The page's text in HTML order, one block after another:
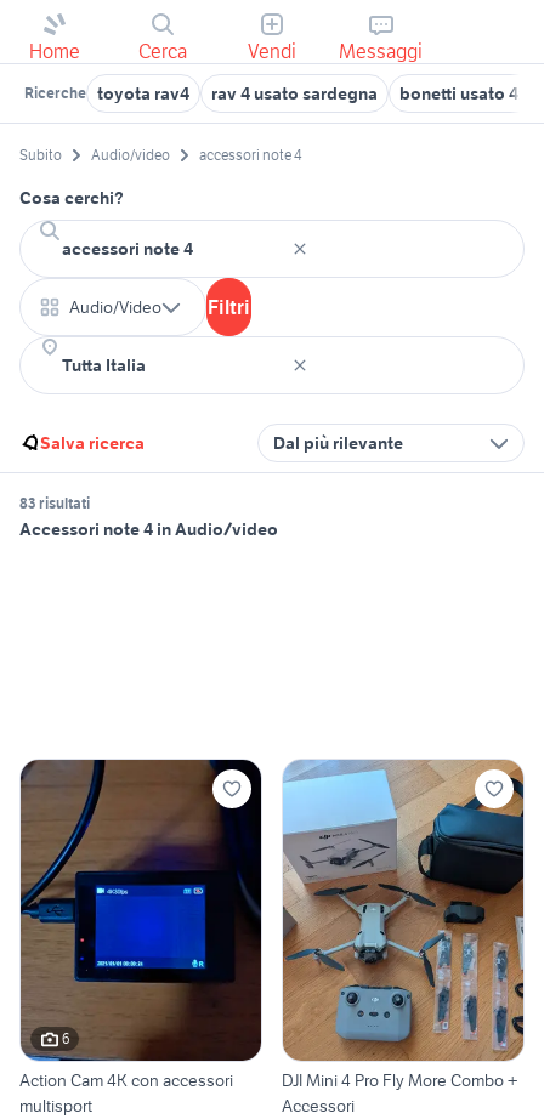
Home Cerca Vendi Messaggi
Ricerche toyota rav4 rav 4 usato sardegna bonetti usato
Subito Audio/video accessori note 4
Cosa cerchi?
Audio/Video Filtri
Salva ricerca Dal più rilevante
83 risultati
Accessori note 4 in Audio/video
6
Action Cam 4K con accessori
multisport
DJI Mini 4 Pro Fly More Combo +
Accessori